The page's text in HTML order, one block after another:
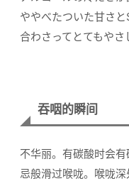
ややべたついた甘さ
合わさってとてもやさ
吞咽的瞬间
不华丽。有碳酸时会
忌般滑过喉咙。喉咙深